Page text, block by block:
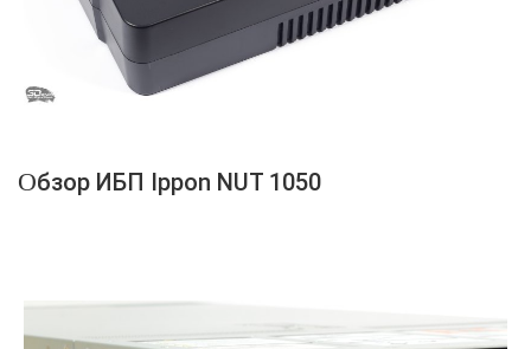
Обзор ИБП Ippon NUT 1050